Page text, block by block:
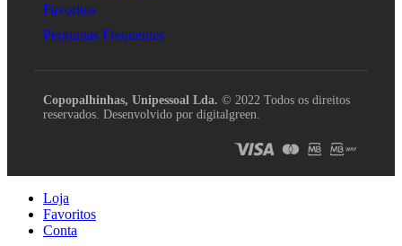
Favoritos
Perguntas Frequentes
Copopalhinhas, Unipessoal Lda. © 2022 Todos os direitos
reservados. Desenvolvido por digitalgreen.
Loja
Favoritos
Conta